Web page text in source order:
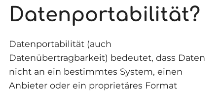
Datenportabilität?
Datenportabilität (auch
Datenübertragbarkeit) bedeutet, dass Daten
nicht an ein bestimmtes System, einen
Anbieter oder ein proprietäres Format